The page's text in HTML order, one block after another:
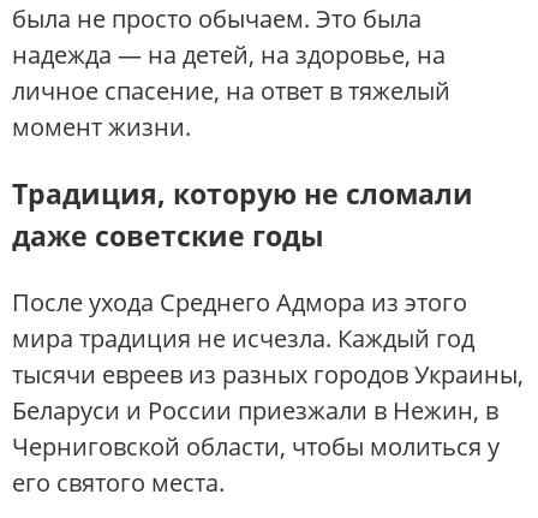
была не просто обычаем. Это была
надежда — на детей, на здоровье, на
личное спасение, на ответ в тяжелый
момент жизни.
Традиция, которую не сломали
даже советские годы
После ухода Среднего Адмора из этого
мира традиция не исчезла. Каждый год
тысячи евреев из разных городов Украины,
Беларуси и России приезжали в Нежин, в
Черниговской области, чтобы молиться у
его святого места.